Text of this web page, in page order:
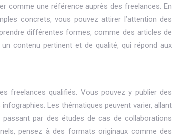
comme une référence auprès des freelances. En
concrets, vous pouvez attirer l’attention des
différentes formes, comme des articles de
contenu pertinent et de qualité, qui répond aux
freelances qualifiés. Vous pouvez y publier des
Les thématiques peuvent varier, allant
par des études de cas de collaborations
pensez à des formats originaux comme des